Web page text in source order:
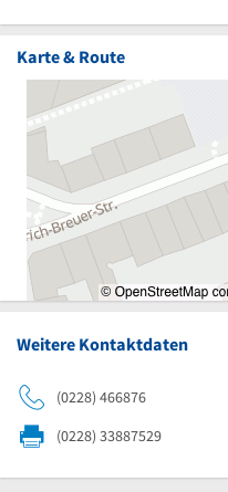
Karte & Route
Weitere Kontaktdaten
(0228) 466876
(0228) 33887529